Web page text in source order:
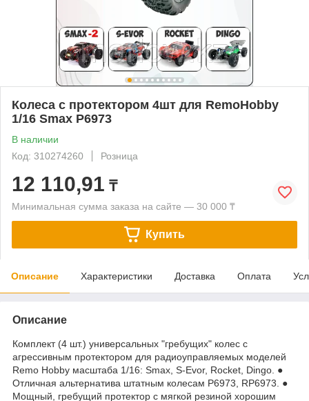
Колеса с протектором 4шт для RemoHobby
1/16 Smax P6973
В наличии
Код: 310274260
Розница
12 110,91 ₸
Минимальная сумма заказа на сайте — 30 000 ₸
Купить
Описание Характеристики Доставка Оплата
Описание
Комплект (4 шт.) универсальных "гребущих" колес с
агрессивным протектором для радиоуправляемых моделей
Remo Hobby масштаба 1/16: Smax, S-Evor, Rocket, Dingo. ●
Отличная альтернатива штатным колесам P6973, RP6973. ●
Мощный, гребущий протектор с мягкой резиной хорошим